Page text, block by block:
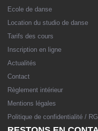
Ecole de danse
Location du studio de danse
Tarifs des cours
Inscription en ligne
Actualités
Contact
Règlement intérieur
Mentions légales
Politique de confidentialité /